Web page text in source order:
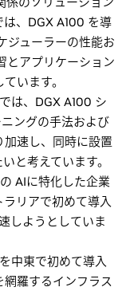
、DGX A100 を導
ジューラーの性能お
とアプリケーション
います。
では、DGX A100 シ
ングの手法および
速し、同時に設置
と考えています。
AIに特化した企業
リアで初めて導入
しようとしていま
中東で初めて導入
羅するインフラス